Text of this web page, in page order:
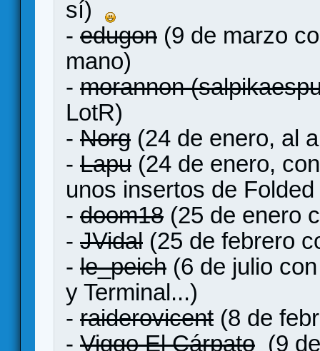
sí)
- edugon (9 de marzo
mano)
- morannon
LotR)
- Norg (24 de enero, al
- Lapu (24 de enero,
unos insertos de
- doom18 (25 de enero
- JVidal (25 de febrero
- le_peich (6 de julio
y Terminal...)
- raiderovicent (8 de
- Viggo El Cárpato (9